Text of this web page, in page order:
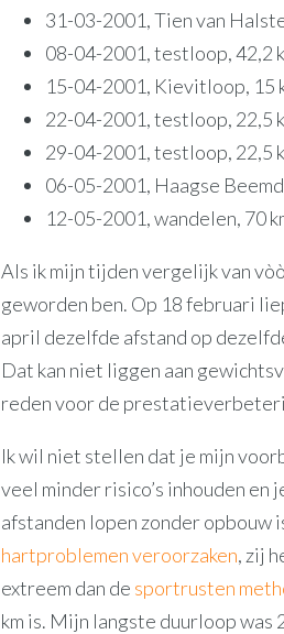
31-03-2001, Tien van
08-04-2001, testloop, 42,2
15-04-2001, Kievitloop, 15
22-04-2001, testloop, 22,5
29-04-2001, testloop, 22,5
06-05-2001, Haagse
12-05-2001, wandelen, 70
Als ik mijn tijden vergelijk van
geworden ben. Op 18 februari
april dezelfde afstand op
Dat kan niet liggen aan
reden voor de
Ik wil niet stellen dat je mijn
veel minder risico’s inhouden
afstanden lopen zonder opbouw
hartproblemen veroorzaken, zij
extreem dan de sportrusten
km is. Mijn langste duurloop was